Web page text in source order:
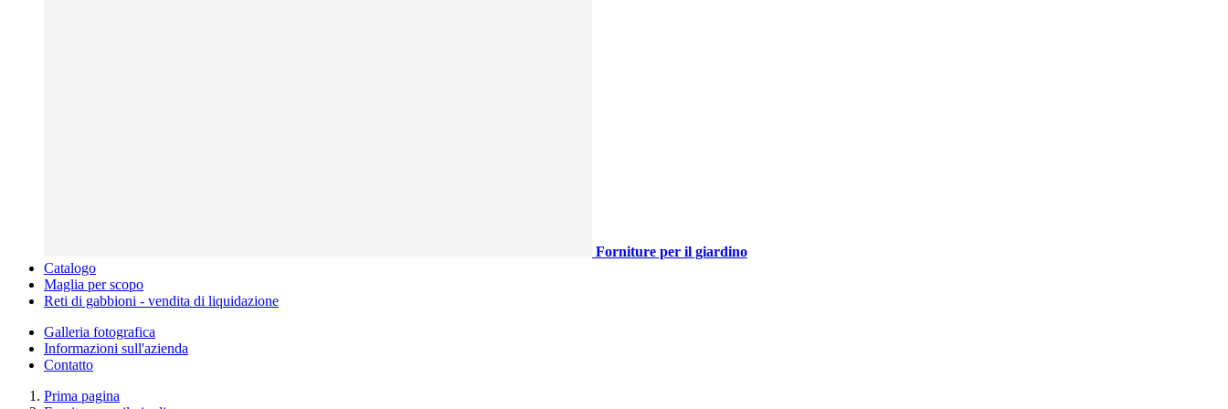
Forniture per il giardino
Catalogo
Maglia per scopo
Reti di gabbioni - vendita di liquidazione
Galleria fotografica
Informazioni sull'azienda
Contatto
Prima pagina